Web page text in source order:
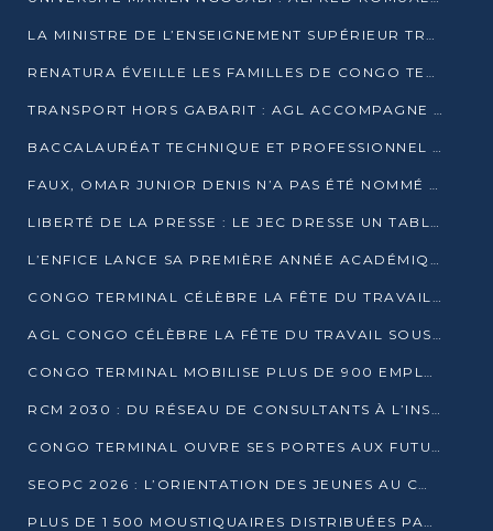
LA MINISTRE DE L’ENSEIGNEMENT SUPÉRIEUR TRACE SA FEUILLE DE ROUTE
RENATURA ÉVEILLE LES FAMILLES DE CONGO TERMINAL À LA PROTECTION DE L’ENVIRONNEMENT
TRANSPORT HORS GABARIT : AGL ACCOMPAGNE LE DÉVELOPPEMENT DU SECTEUR BRASSICOLE AU CONGO
BACCALAURÉAT TECHNIQUE ET PROFESSIONNEL : 16 352 CANDIDATS LANCÉS DANS LES ÉPREUVES D’EPS
FAUX, OMAR JUNIOR DENIS N’A PAS ÉTÉ NOMMÉ AIDE DE CAMP ADJOINT DE DENIS SASSOU NGUESSO
LIBERTÉ DE LA PRESSE : LE JEC DRESSE UN TABLEAU PRÉOCCUPANT AU CONGO
L’ENFICE LANCE SA PREMIÈRE ANNÉE ACADÉMIQUE AVEC 100 FUTURS ENSEIGNANTS
CONGO TERMINAL CÉLÈBRE LA FÊTE DU TRAVAIL AVEC SES COLLABORATEURS À POINTE-NOIRE
AGL CONGO CÉLÈBRE LA FÊTE DU TRAVAIL SOUS LE SIGNE DE LA COHÉSION
CONGO TERMINAL MOBILISE PLUS DE 900 EMPLOYÉS AUTOUR DE LA SÉCURITÉ AU TRAVAIL
RCM 2030 : DU RÉSEAU DE CONSULTANTS À L’INSTRUMENT DE PUISSANCE EN AFRIQUE FRANCOPHONE
CONGO TERMINAL OUVRE SES PORTES AUX FUTURS INGÉNIEURS AU FORUM DES MÉTIERS D’UCAC-ICAM
SEOPC 2026 : L’ORIENTATION DES JEUNES AU CŒUR DE LA DEUXIÈME ÉDITION
PLUS DE 1 500 MOUSTIQUAIRES DISTRIBUÉES PAR AGL ET CONGO TERMINAL DANS LA LUTTE CONTRE LE PALUDISME